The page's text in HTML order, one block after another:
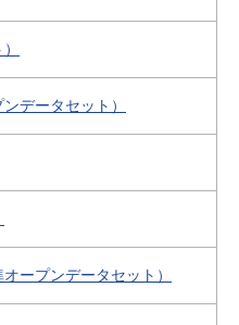
データセット）
ープンデータセット）